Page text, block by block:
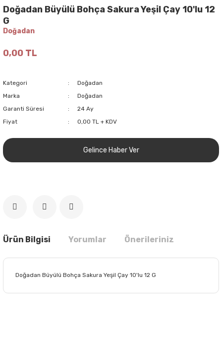
Doğadan Büyülü Bohça Sakura Yeşil Çay 10'lu 12
G
Doğadan
0,00 TL
Kategori
Doğadan
Marka
Doğadan
Garanti Süresi
24 Ay
Fiyat
0,00 TL + KDV
Gelince Haber Ver
Ürün Bilgisi Yorumlar Önerileriniz
Doğadan Büyülü Bohça Sakura Yeşil Çay 10'lu 12 G